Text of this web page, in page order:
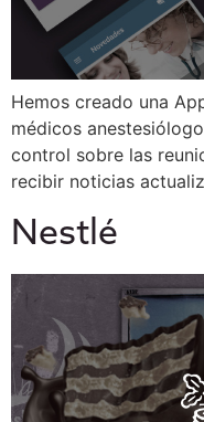
Hemos creado una
médicos
control sobre las
recibir noticias
Nestlé